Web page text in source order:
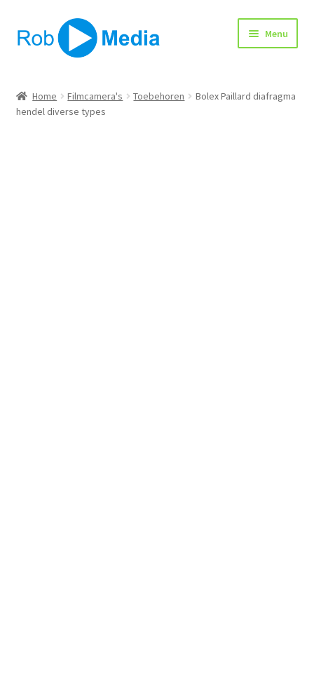
door
naar
Menu
Home Filmcamera's Toebehoren
Bolex Paillard diafragma
hendel diverse types